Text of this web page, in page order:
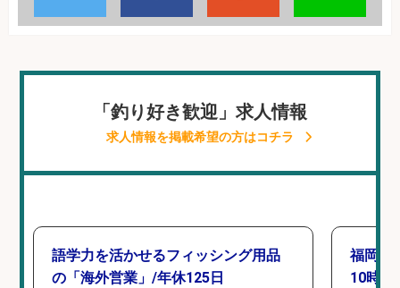
「釣り好き歓迎」求人情報
求人情報を掲載希望の方はコチラ
語学力を活かせるフィッシング用品
の「海外営業」/年休125日
福岡「
10時間